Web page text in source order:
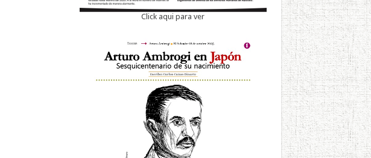
Click aqui para ver